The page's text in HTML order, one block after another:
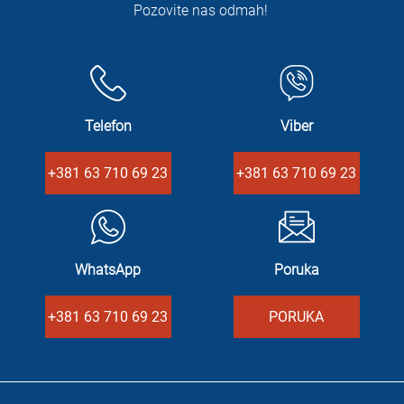
Pozovite nas odmah!
Telefon
+381 63 710 69 23
Viber
+381 63 710 69 23
WhatsApp
+381 63 710 69 23
Poruka
PORUKA